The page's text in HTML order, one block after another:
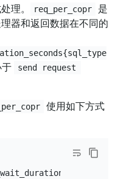
理。 req_per_copr
是
器和返回数据在不同的
send request
使用如下方式
+